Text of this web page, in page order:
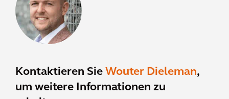
Kontaktieren Sie Wouter Dieleman,
um weitere Informationen zu